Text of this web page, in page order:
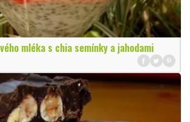
mléka s chia semínky a jahodami